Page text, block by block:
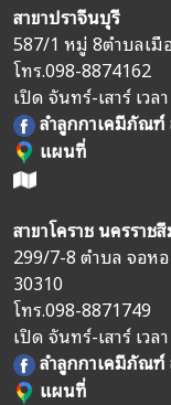
สาขาปราจีนบุรี
587/1 หมู่ 8ตำบลเมื
โทร.098-8874162
เปิด จันทร์-เสาร์ เวล
ลำลูกกาเคมีภัณฑ์
แผนที่
สาขาโคราช นครราช
299/7-8 ตำบล จอหอ
30310
โทร.098-8871749
เปิด จันทร์-เสาร์ เวล
ลำลูกกาเคมีภัณฑ์
แผนที่